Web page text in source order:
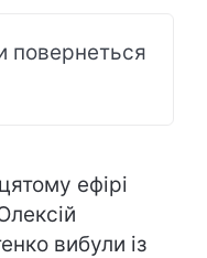
повернеться
ефірі
вибули із